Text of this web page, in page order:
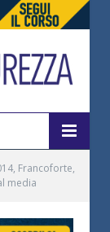
Francoforte,
media